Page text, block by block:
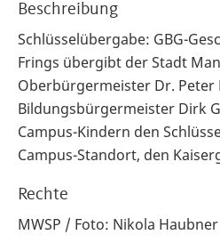
Beschreibung
Schlüsselübergabe: GBG-
Frings übergibt der Stadt
Oberbürgermeister Dr. Peter
Bildungsbürgermeister Dirk
Campus-Kindern den
Campus-Standort, den
Rechte
MWSP / Foto: Nikola Haubner